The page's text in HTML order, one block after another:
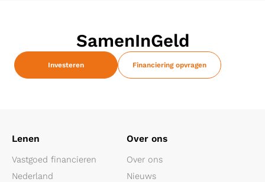
SamenInGeld
Investeren Financiering opvragen
Lenen
Vastgoed financieren
Nederland
Over ons
Over ons
Nieuws